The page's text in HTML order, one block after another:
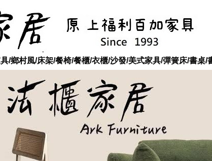
/鄉村風/床架/餐椅/餐櫃/衣櫃/沙發/美式家具/彈簧床/書桌/